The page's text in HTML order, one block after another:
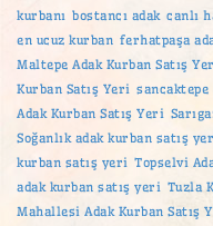
kurbanı bostancı adak canlı
en ucuz kurban ferhatpaşa
Maltepe Adak Kurban Satış
Kurban Satış Yeri sancaktepe
Adak Kurban Satış Yeri
Soğanlık adak kurban satış
kurban satış yeri Topselvi
adak kurban satış yeri Tuzla
Mahallesi Adak Kurban Satış